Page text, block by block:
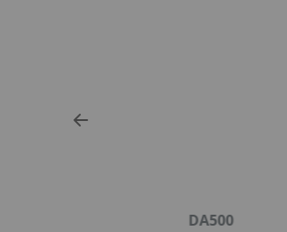
DA500